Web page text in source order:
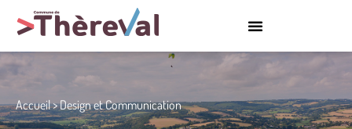
Accueil>Design et Communication